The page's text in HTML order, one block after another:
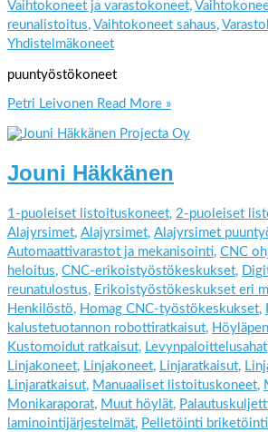
Vaihtokoneet ja varastokoneet,
reunalistoitus, Vaihtokoneet sahaus,
Yhdistelmäkoneet
puuntyöstökoneet
Petri Leivonen Read More »
Jouni Häkkänen
1-puoleiset listoituskoneet, 2-puoleiset
Alajyrsimet, Alajyrsimet, Alajyrsimet
Automaattivarastot ja mekanisointi, CNC
heloitus, CNC-erikoistyöstökeskukset,
reunatulostus, Erikoistyöstökeskukset eri
Henkilöstö, Homag CNC-työstökeskukset,
kalustetuotannon robottiratkaisut,
Kustomoidut ratkaisut, Levynpaloittelusahat
Linjakoneet, Linjakoneet, Linjaratkaisut,
Linjaratkaisut, Manuaaliset listoituskoneet,
Monikaraporat, Muut höylät,
laminointijärjestelmät, Pelletöinti briketöinti